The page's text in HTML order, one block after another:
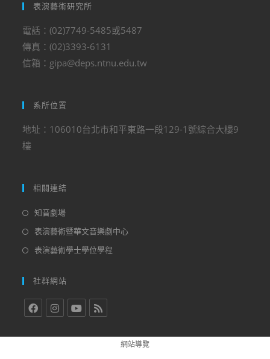
表演藝術研究所
電話：(02)7749-5485或5487
傳真：(02)3393-6131
信箱：gipa@deps.ntnu.edu.tw
系所位置
地址：106010台北市和平東路一段129-1號綜合大樓9
樓
相關連結
知音劇場
表演藝術暨華文音樂劇中心
表演藝術學士學位學程
社群網站
網站導覽